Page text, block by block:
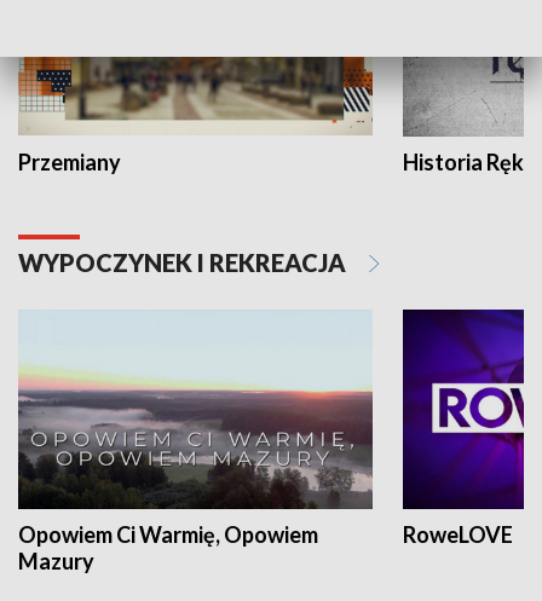
Przemiany Historia Ręką
WYPOCZYNEK I REKREACJA
Opowiem Ci Warmię, Opowiem
Mazury
RoweLOVE